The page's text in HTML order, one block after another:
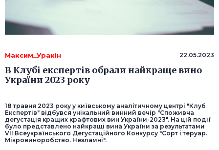
Максим_Уракін 22.05.2023
В Клубі експертів обрали найкраще вино
України 2023 року
18 травня 2023 року у київському аналітичному центрі "Клуб
Експертів" відбувся унікальний винний вечір "Споживча
дегустація кращих крафтових вин України-2023". На цій події
було представлено найкращі вина України за результатами
VII Всеукраїнського Дегустаційного Конкурсу "Сорт і теруар.
Мікровиноробство. Незламні".